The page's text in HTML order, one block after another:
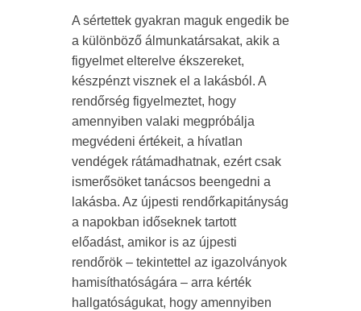
A sértettek gyakran maguk engedik be
a különböző álmunkatársakat, akik a
figyelmet elterelve ékszereket,
készpénzt visznek el a lakásból. A
rendőrség figyelmeztet, hogy
amennyiben valaki megpróbálja
megvédeni értékeit, a hívatlan
vendégek rátámadhatnak, ezért csak
ismerősöket tanácsos beengedni a
lakásba. Az újpesti rendőrkapitányság
a napokban időseknek tartott
előadást, amikor is az újpesti
rendőrök – tekintettel az igazolványok
hamisíthatóságára – arra kérték
hallgatóságukat, hogy amennyiben